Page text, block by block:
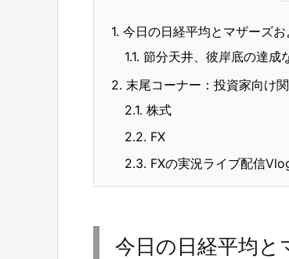
1. 今日の日経平均とマザーズ
1.1. 節分天井、彼岸底の達成
2. 末尾コーナー：投資家向け
2.1. 株式
2.2. FX
2.3. FXの実況ライブ配信
今日の日経平均と